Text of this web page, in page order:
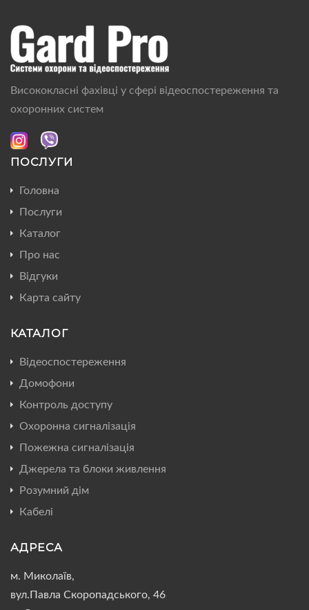
Висококласні фахівці у сфері відеоспостереження та
охоронних систем
ПОСЛУГИ
Головна
Послуги
Каталог
Про нас
Відгуки
Карта сайту
КАТАЛОГ
Відеоспостереження
Домофони
Контроль доступу
Охоронна сигналізація
Пожежна сигналізація
Джерела та блоки живлення
Розумний дім
Кабелі
АДРЕСА
м. Миколаїв,
вул.Павла Скоропадського, 46